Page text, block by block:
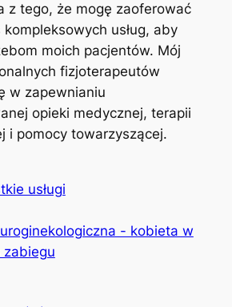
z tego, że mogę zaoferować
usług, aby
moich pacjentów. Mój
fizjoterapeutów
w zapewnianiu
opieki medycznej, terapii
i pomocy towarzyszącej.
usługi